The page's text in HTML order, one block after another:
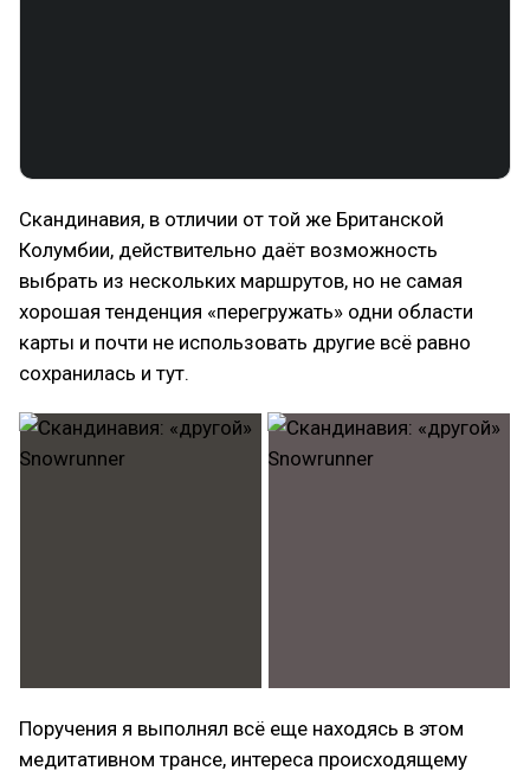
Скандинавия, в отличии от той же Британской
Колумбии, действительно даёт возможность
выбрать из нескольких маршрутов, но не самая
хорошая тенденция «перегружать» одни области
карты и почти не использовать другие всё равно
сохранилась и тут.
Поручения я выполнял всё еще находясь в этом
медитативном трансе, интереса происходящему